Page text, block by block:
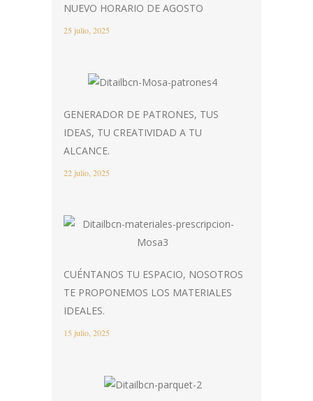
NUEVO HORARIO DE AGOSTO
25 julio, 2025
GENERADOR DE PATRONES, TUS
IDEAS, TU CREATIVIDAD A TU
ALCANCE.
22 julio, 2025
CUÉNTANOS TU ESPACIO, NOSOTROS
TE PROPONEMOS LOS MATERIALES
IDEALES.
15 julio, 2025